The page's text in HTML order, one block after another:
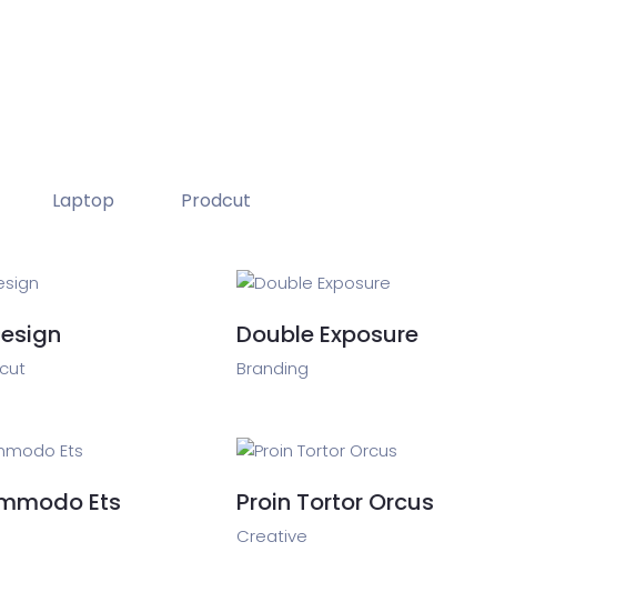
Laptop Prodcut
Double Exposure
Branding
Ets Proin Tortor Orcus
Creative